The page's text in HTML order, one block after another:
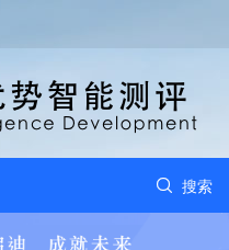
 搜索